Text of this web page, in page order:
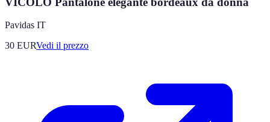
Pavidas IT
30 EURVedi il prezzo